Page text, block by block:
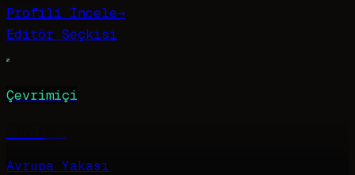
Profili İncele→
Editör Seçkisi
Çevrimiçi
Avrupa Yakası